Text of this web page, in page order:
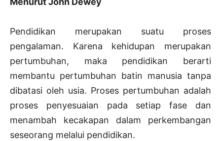
Pendidikan merupakan suatu proses
pengalaman. Karena kehidupan merupakan
pertumbuhan, maka pendidikan berarti
membantu pertumbuhan batin manusia tanpa
dibatasi oleh usia. Proses pertumbuhan adalah
proses penyesuaian pada setiap fase dan
menambah kecakapan dalam perkembangan
seseorang melalui pendidikan.